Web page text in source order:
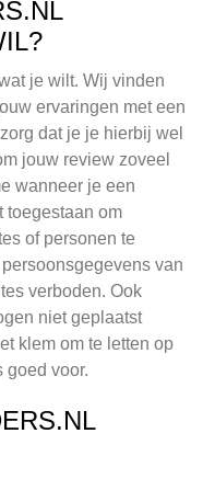
je wilt. Wij vinden
ervaringen met een
dat je je hierbij wel
jouw review zoveel
wanneer je een
toegestaan om
of personen te
van
verboden. Ook
niet geplaatst
klem om te letten op
goed voor.